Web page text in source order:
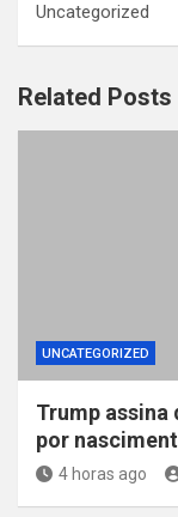
Uncategorized
Related Posts
UNCATEGORIZED
Trump
por
4 horas ago